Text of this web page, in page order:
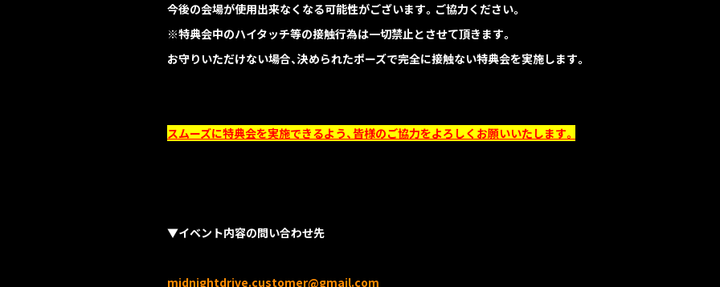
今後の会場が使用出来なくなる可能性がございます。ご協力ください。
※特典会中のハイタッチ等の接触行為は一切禁止とさせて頂きます。
お守りいただけない場合、決められたポーズで完全に接触ない特典会を実施します。
スムーズに特典会を実施できるよう、皆様のご協力をよろしくお願いいたします。
▼イベント内容の問い合わせ先
midnightdrive.customer@gmail.com